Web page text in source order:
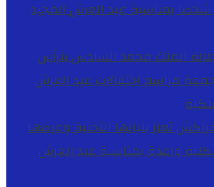
الملك محمد السادس يترأس
مراسم احتفالات عيد العرش
تعزز بنياتها التحتية وعرضها
واعدة بمناسبة عيد العرش